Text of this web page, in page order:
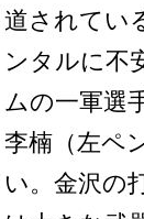
道されてい
ンタルに不
ムの一軍選
李楠（左ペ
い。金沢の